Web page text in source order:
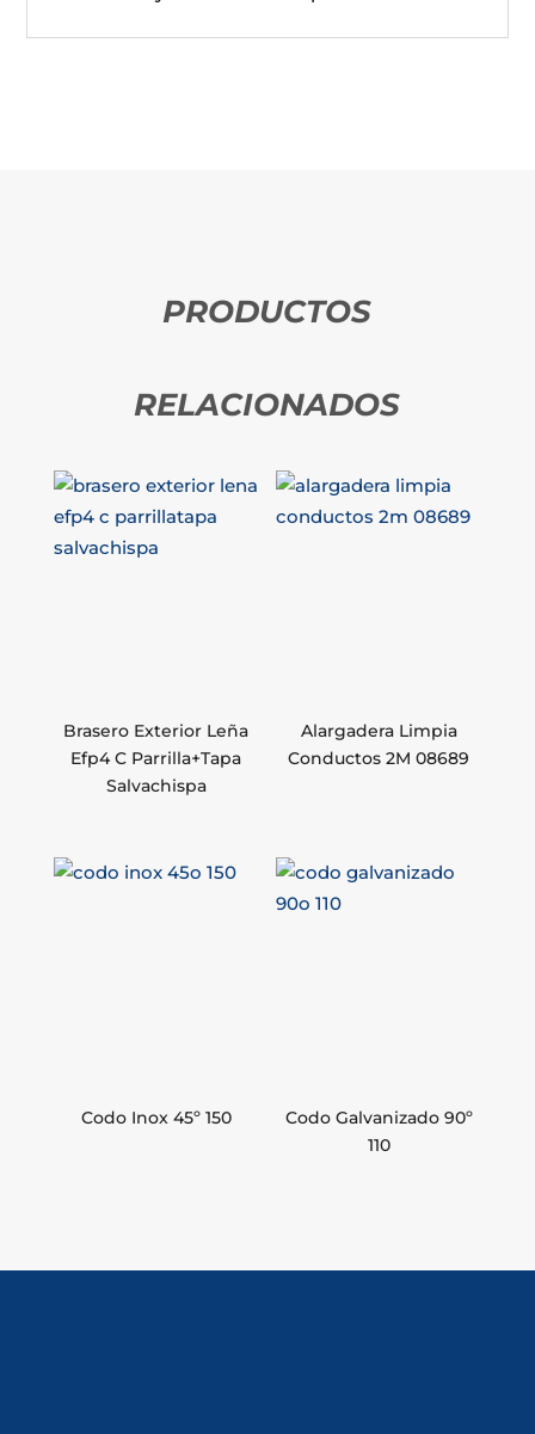
PRODUCTOS
RELACIONADOS
Brasero Exterior Leña
Efp4 C Parrilla+Tapa
Salvachispa
Alargadera Limpia
Conductos 2M 08689
Codo Inox 45º 150
Codo Galvanizado 90º
110